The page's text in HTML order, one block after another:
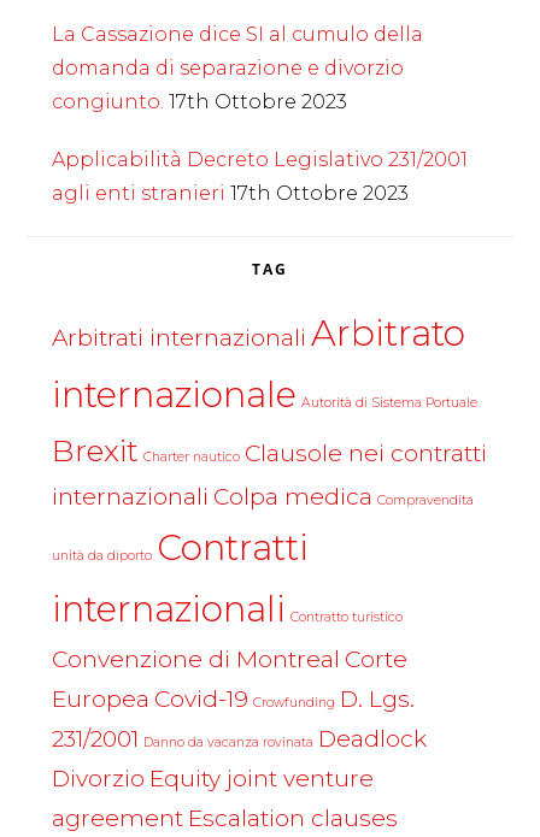
La Cassazione dice SI al cumulo della
domanda di separazione e divorzio
congiunto. 17th Ottobre 2023
Applicabilità Decreto Legislativo 231/2001
agli enti stranieri 17th Ottobre 2023
TAG
Arbitrati internazionali Arbitrato
internazionale Autorità di Sistema Portuale
Brexit Charter nautico Clausole nei contratti
internazionali Colpa medica Compravendita
unità da diporto Contratti
internazionali Contratto turistico
Convenzione di Montreal Corte
Europea Covid-19 Crowfunding D. Lgs.
231/2001 Danno da vacanza rovinata Deadlock
Divorzio Equity joint venture
agreement Escalation clauses